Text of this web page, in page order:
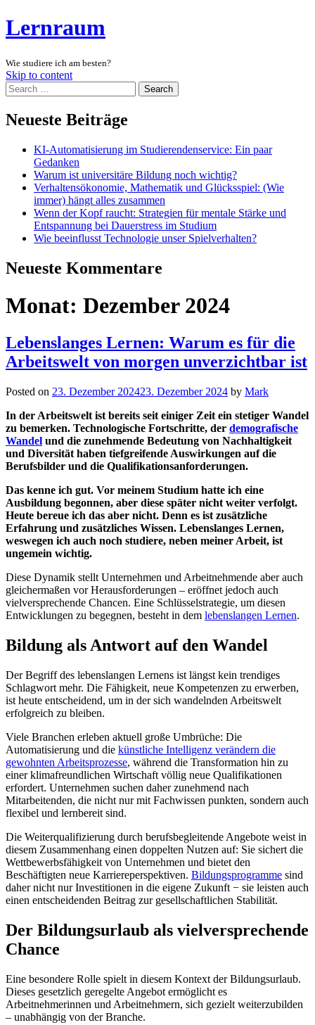
Lernraum
Wie studiere ich am besten?
Skip to content
Search
Neueste Beiträge
KI-Automatisierung im Studierendenservice: Ein paar
Gedanken
Warum ist universitäre Bildung noch wichtig?
Verhaltensökonomie, Mathematik und Glücksspiel: (Wie
immer) hängt alles zusammen
Wenn der Kopf raucht: Strategien für mentale Stärke und
Entspannung bei Dauerstress im Studium
Wie beeinflusst Technologie unser Spielverhalten?
Neueste Kommentare
Monat: Dezember 2024
Lebenslanges Lernen: Warum es für die
Arbeitswelt von morgen unverzichtbar ist
Posted on 23. Dezember 202423. Dezember 2024 by Mark
In der Arbeitswelt ist bereits seit einiger Zeit ein stetiger Wandel
zu bemerken. Technologische Fortschritte, der demografische
Wandel und die zunehmende Bedeutung von Nachhaltigkeit
und Diversität haben tiefgreifende Auswirkungen auf die
Berufsbilder und die Qualifikationsanforderungen.
Das kenne ich gut. Vor meinem Studium hatte ich eine
Ausbildung begonnen, aber diese später nicht weiter verfolgt.
Heute bereue ich das aber nicht. Denn es ist zusätzliche
Erfahrung und zusätzliches Wissen. Lebenslanges Lernen,
weswegen ich auch noch studiere, neben meiner Arbeit, ist
ungemein wichtig.
Diese Dynamik stellt Unternehmen und Arbeitnehmende aber auch
gleichermaßen vor Herausforderungen – eröffnet jedoch auch
vielversprechende Chancen. Eine Schlüsselstrategie, um diesen
Entwicklungen zu begegnen, besteht in dem lebenslangen Lernen.
Bildung als Antwort auf den Wandel
Der Begriff des lebenslangen Lernens ist längst kein trendiges
Schlagwort mehr. Die Fähigkeit, neue Kompetenzen zu erwerben,
ist heute entscheidend, um in der sich wandelnden Arbeitswelt
erfolgreich zu bleiben.
Viele Branchen erleben aktuell große Umbrüche: Die
Automatisierung und die künstliche Intelligenz verändern die
gewohnten Arbeitsprozesse, während die Transformation hin zu
einer klimafreundlichen Wirtschaft völlig neue Qualifikationen
erfordert. Unternehmen suchen daher zunehmend nach
Mitarbeitenden, die nicht nur mit Fachwissen punkten, sondern auch
flexibel und lernbereit sind.
Die Weiterqualifizierung durch berufsbegleitende Angebote weist in
diesem Zusammenhang einen doppelten Nutzen auf: Sie sichert die
Wettbewerbsfähigkeit von Unternehmen und bietet den
Beschäftigten neue Karriereperspektiven. Bildungsprogramme sind
daher nicht nur Investitionen in die eigene Zukunft − sie leisten auch
einen entscheidenden Beitrag zur gesellschaftlichen Stabilität.
Der Bildungsurlaub als vielversprechende
Chance
Eine besondere Rolle spielt in diesem Kontext der Bildungsurlaub.
Dieses gesetzlich geregelte Angebot ermöglicht es
Arbeitnehmerinnen und Arbeitnehmern, sich gezielt weiterzubilden
– unabhängig von der Branche.